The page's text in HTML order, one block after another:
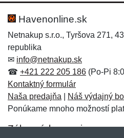
Hodnotenie:
Meno:*
E-mail:
Meno:
E-mail:*
Správa*
Havenonline.sk
Netnakup s.r.o., Tyršova 271,
republika
✉ info@netnakup.sk
☎ +421 222 205 186 (Po-Pi
Kontaktný formulár
Naša predajňa
Náš výdajný
Ponúkame mnoho možností
Zákaznícky servis